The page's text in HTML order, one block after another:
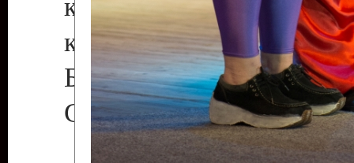
коллектив
культуры с.
Бендеры ,
Светлана Георгиевна